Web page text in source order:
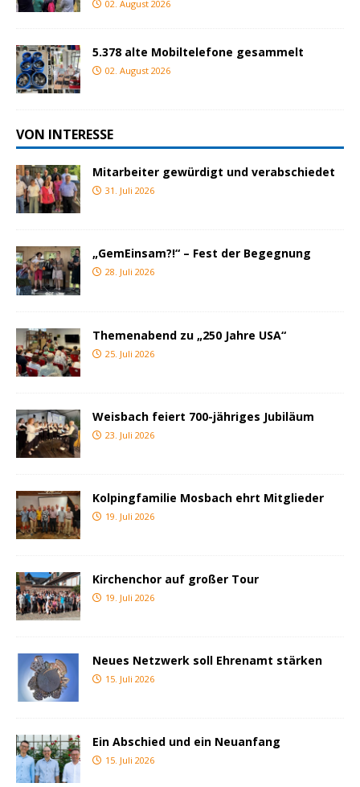
02. August 2026
5.378 alte Mobiltelefone gesammelt
02. August 2026
VON INTERESSE
Mitarbeiter gewürdigt und verabschiedet
31. Juli 2026
„GemEinsam?!“ – Fest der Begegnung
28. Juli 2026
Themenabend zu „250 Jahre USA“
25. Juli 2026
Weisbach feiert 700-jähriges Jubiläum
23. Juli 2026
Kolpingfamilie Mosbach ehrt Mitglieder
19. Juli 2026
Kirchenchor auf großer Tour
19. Juli 2026
Neues Netzwerk soll Ehrenamt stärken
15. Juli 2026
Ein Abschied und ein Neuanfang
15. Juli 2026